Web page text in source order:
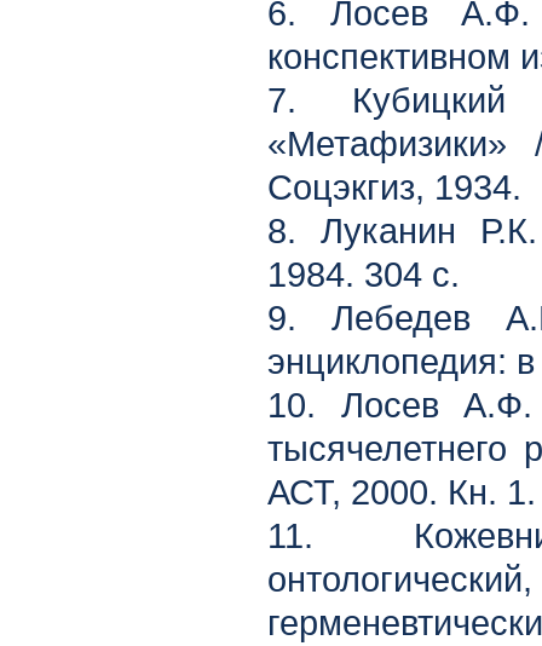
6. Лосев А.Ф.
конспективном
7.
Соцэкгиз, 1934.
8. Луканин
1984. 304 с.
9. Лебедев
энциклопедия:
10. Лосев А.Ф.
АСТ, 2000. Кн.
11.